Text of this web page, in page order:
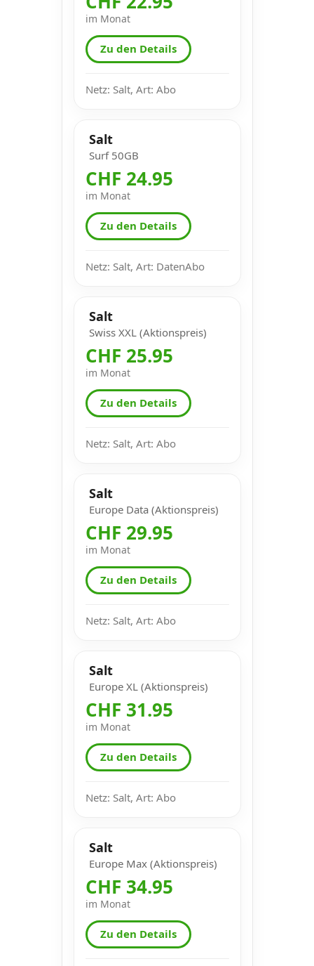
im Monat
Zu den Details
Netz: Salt, Art: Abo
Salt
Surf 50GB
CHF 24.95
im Monat
Zu den Details
Netz: Salt, Art: DatenAbo
Salt
Swiss XXL (Aktionspreis)
CHF 25.95
im Monat
Zu den Details
Netz: Salt, Art: Abo
Salt
Europe Data (Aktionspreis)
CHF 29.95
im Monat
Zu den Details
Netz: Salt, Art: Abo
Salt
Europe XL (Aktionspreis)
CHF 31.95
im Monat
Zu den Details
Netz: Salt, Art: Abo
Salt
Europe Max (Aktionspreis)
CHF 34.95
im Monat
Zu den Details